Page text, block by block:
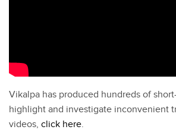
Vikalpa has produced hundreds of
highlight and investigate inconvenient
videos, click here.